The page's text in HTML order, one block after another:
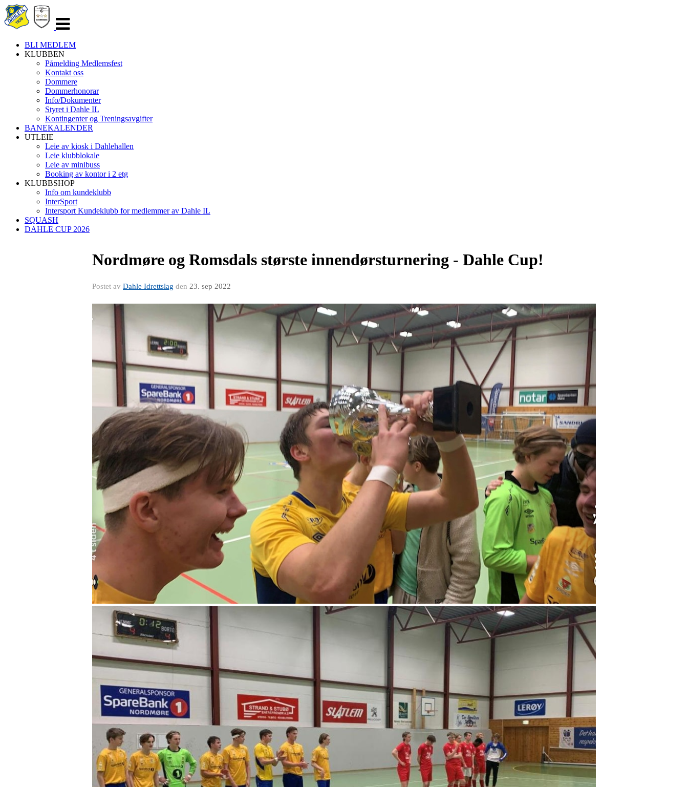
navigasjon
BLI MEDLEM
KLUBBEN
Påmelding Medlemsfest
Kontakt oss
Dommere
Dommerhonorar
Info/Dokumenter
Styret i Dahle IL
Kontingenter og Treningsavgifter
BANEKALENDER
UTLEIE
Leie av kiosk i Dahlehallen
Leie klubblokale
Leie av minibuss
Booking av kontor i 2 etg
KLUBBSHOP
Info om kundeklubb
InterSport
Intersport Kundeklubb for medlemmer av Dahle IL
SQUASH
DAHLE CUP 2026
Nordmøre og Romsdals største innendørsturnering - Dahle Cup!
Postet av Dahle Idrettslag den 23. sep 2022